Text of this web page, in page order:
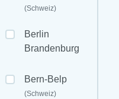
(Schweiz)
Berlin
Brandenburg
Bern-Belp
(Schweiz)